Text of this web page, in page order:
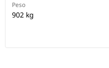
Peso
902 kg